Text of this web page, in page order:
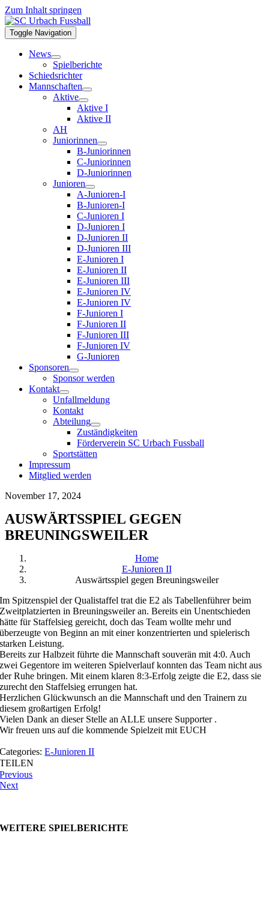
Zum Inhalt springen
Toggle Navigation
News
Spielberichte
Schiedsrichter
Mannschaften
Aktive
Aktive I
Aktive II
AH
Juniorinnen
B-Juniorinnen
C-Juniorinnen
D-Juniorinnen
Junioren
A-Junioren-I
B-Junioren-I
C-Junioren I
D-Junioren I
D-Junioren II
D-Junioren III
E-Junioren I
E-Junioren II
E-Junioren III
E-Junioren IV
E-Junioren IV
F-Junioren I
F-Junioren II
F-Junioren III
F-Junioren IV
G-Junioren
Sponsoren
Sponsor werden
Kontakt
Unfallmeldung
Kontakt
Abteilung
Zuständigkeiten
Förderverein SC Urbach Fussball
Sportstätten
Impressum
Mitglied werden
November 17, 2024
AUSWÄRTSSPIEL GEGEN
BREUNINGSWEILER
Home
E-Junioren II
Auswärtsspiel gegen Breuningsweiler
Im Spitzenspiel der Qualistaffel trat die E2 als Tabellenführer beim
Zweitplatzierten in Breuningsweiler an. Bereits ein Unentschieden
hätte für Staffelsieg gereicht, doch das Team wollte mehr und
überzeugte von Beginn an mit einer konzentrierten und spielerisch
starken Leistung.
Bereits zur Halbzeit führte die Mannschaft souverän mit 4:0. Auch
zwei Gegentore im weiteren Spielverlauf konnten das Team nicht aus
der Ruhe bringen. Mit einem klaren 8:3-Erfolg zeigte die E2, dass sie
zurecht den Staffelsieg errungen hat.
Herzlichen Glückwunsch an die Mannschaft und den Trainern zu
diesem großartigen Erfolg!
Vielen Dank an dieser Stelle an ALLE unsere Supporter .
Wir freuen uns auf die kommende Spielzeit mit EUCH
Categories:E-Junioren II
TEILEN
Previous
Next
WEITERE SPIELBERICHTE